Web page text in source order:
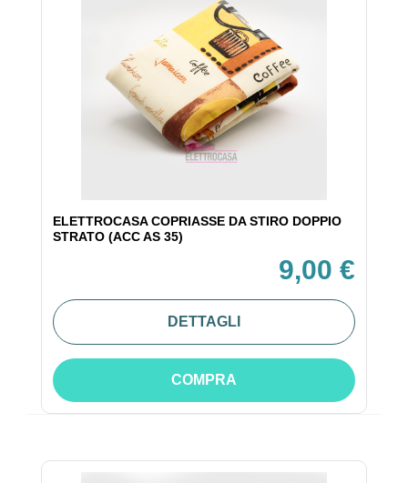
ELETTROCASA COPRIASSE DA STIRO DOPPIO
STRATO (ACC AS 35)
9,00 €
DETTAGLI
COMPRA